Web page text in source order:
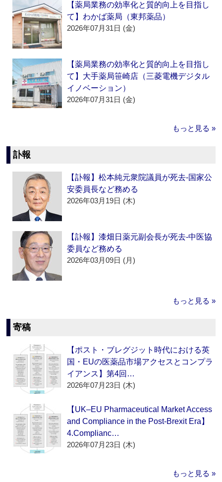
【薬局業務の効率化と質的向上を目指し
て】わかば薬局（東邦薬品）
2026年07月31日 (金)
【薬局業務の効率化と質的向上を目指し
て】大手薬局笹崎店（三菱電機デジタル
イノベーション）
2026年07月31日 (金)
もっと見る »
訃報
【訃報】松本純元衆院議員が死去‐国家公
安委員長など務める
2026年03月19日 (木)
【訃報】漆畑日薬元副会長が死去‐中医協
委員など務める
2026年03月09日 (月)
もっと見る »
寄稿
【ポスト・ブレグジット時代における英
国・EUの医薬品市場アクセスとコンプラ
イアンス】第4回…
2026年07月23日 (木)
【UK–EU Pharmaceutical Market Access
and Compliance in the Post-Brexit Era】
4.Complianc…
2026年07月23日 (木)
もっと見る »